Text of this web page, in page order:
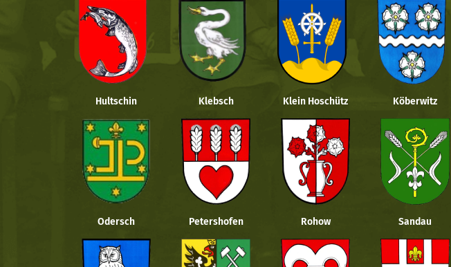
Hultschin Klebsch Klein Hoschütz Köberwitz
Odersch Petershofen Rohow Sandau